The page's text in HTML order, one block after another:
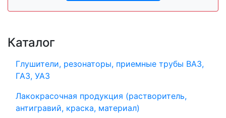
Каталог
Глушители, резонаторы, приемные трубы ВАЗ,
ГАЗ, УАЗ
Лакокрасочная продукция (растворитель,
антигравий, краска, материал)